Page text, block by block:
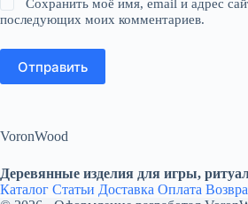
Сохранить моё имя, email и адрес
последующих моих комментариев.
Отправить
VoronWood
Деревянные изделия для игры,
Каталог Статьи Доставка Оплата